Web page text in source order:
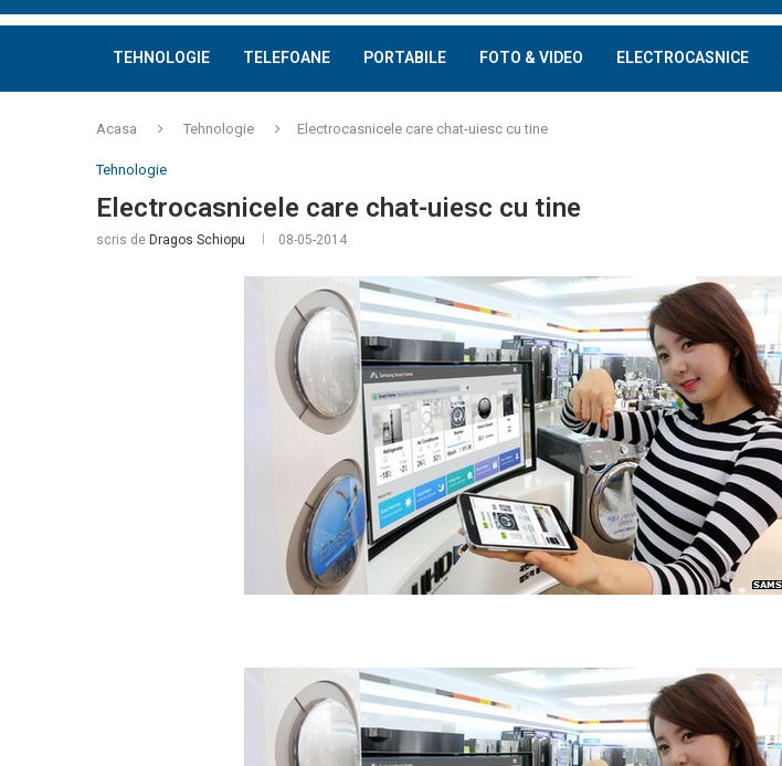
TEHNOLOGIE TELEFOANE PORTABILE FOTO & VIDEO ELECTROCASNICE
Acasa Tehnologie Electrocasnicele care chat-uiesc cu tine
Tehnologie
Electrocasnicele care chat-uiesc cu tine
scris de Dragos Schiopu 08-05-2014